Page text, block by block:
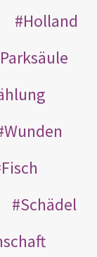
Holland
Parksäule
Wunden
Fisch
Schädel